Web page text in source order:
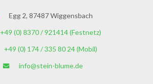
Egg 2, 87487 Wiggensbach
+49 (0) 8370 / 921414 (Festnetz)
+49 (0) 174 / 335 80 24 (Mobil)
info@stein-blume.de